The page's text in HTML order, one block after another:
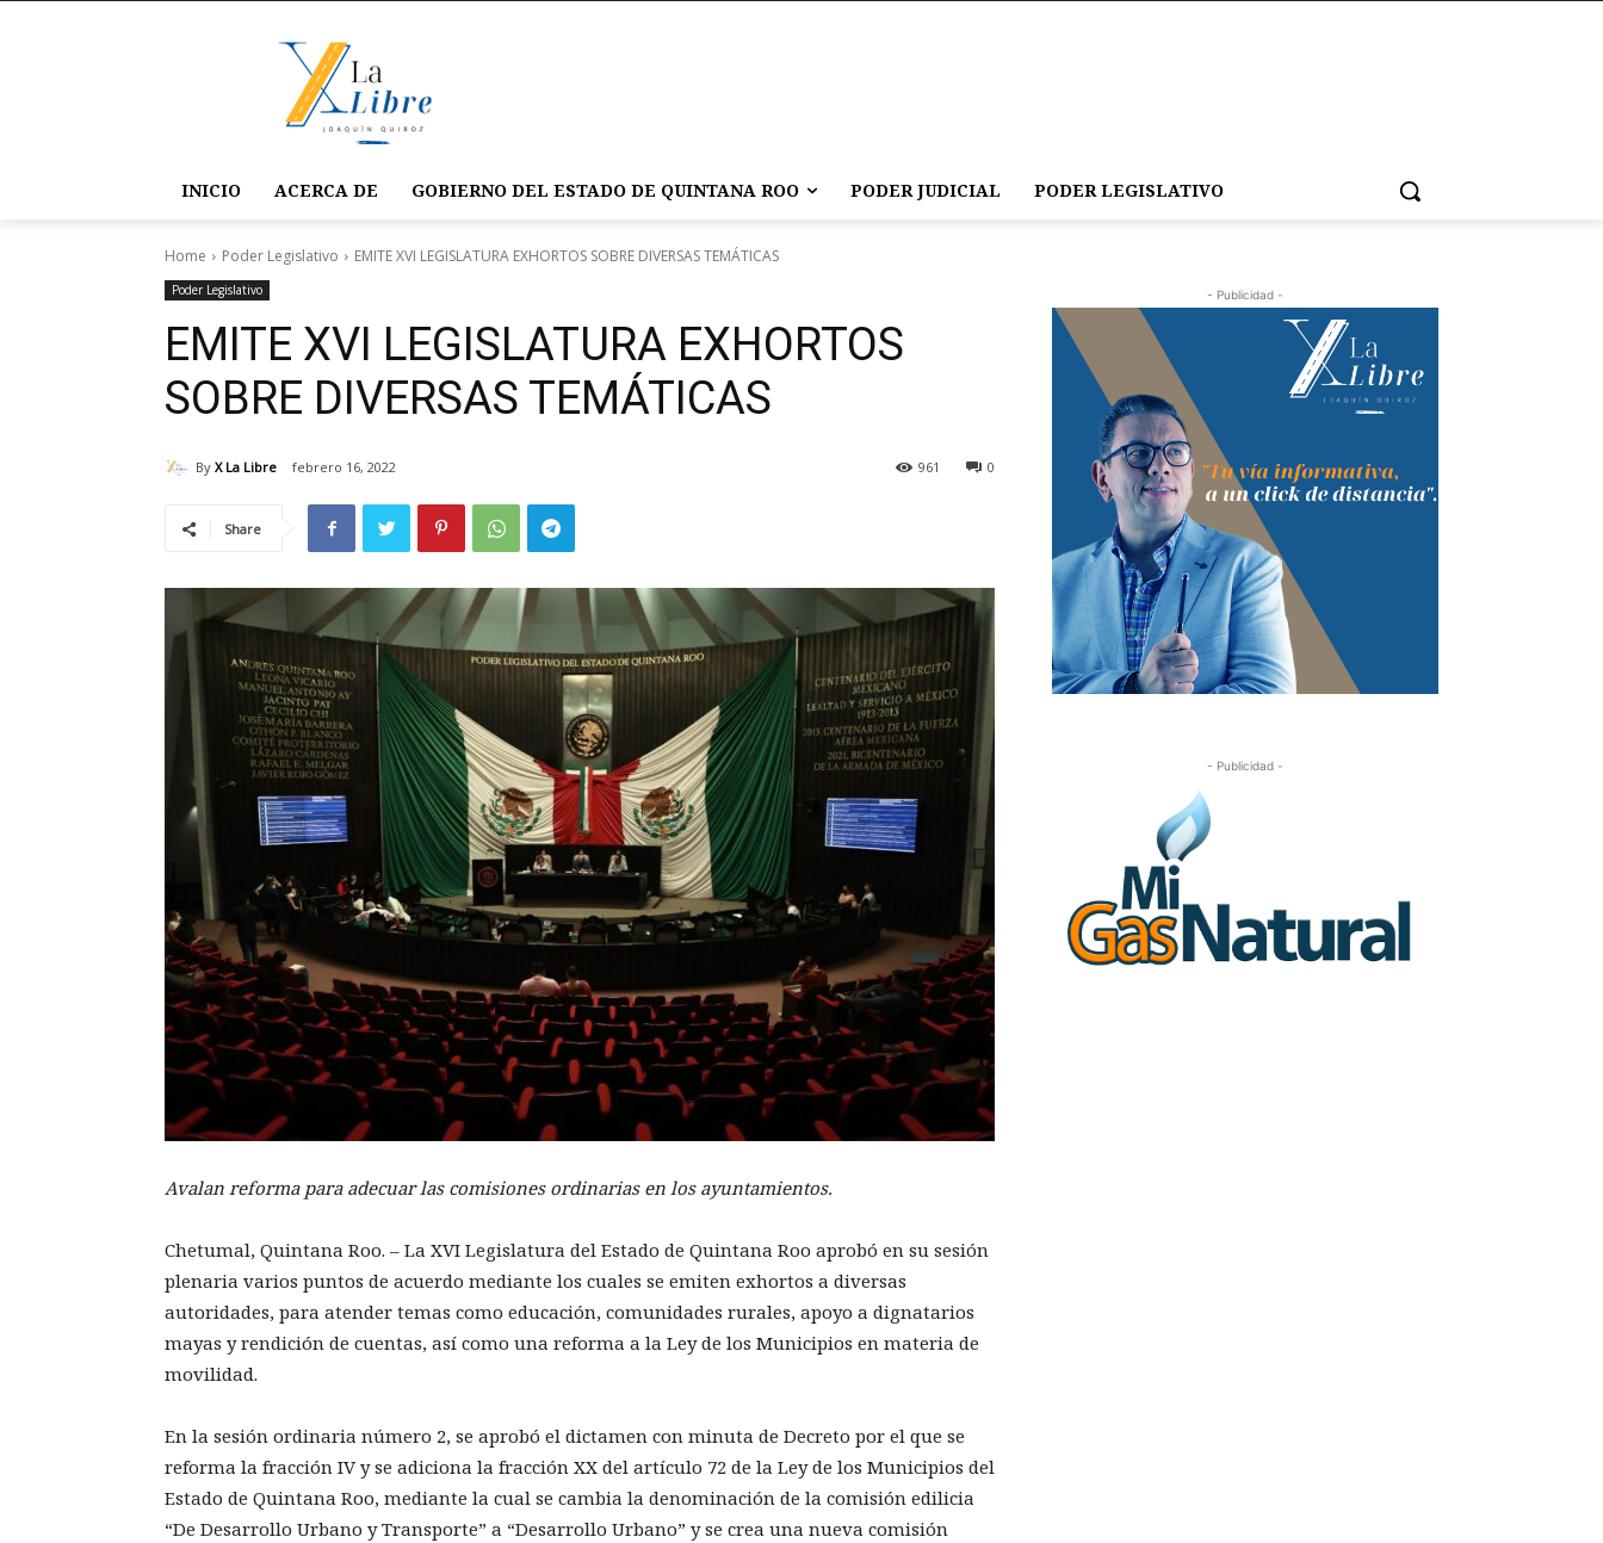
INICIO ACERCA DE GOBIERNO DEL ESTADO DE QUINTANA ROO PODER JUDICIAL PODER LEGISLATIVO
Home Poder Legislativo EMITE XVI LEGISLATURA EXHORTOS SOBRE DIVERSAS TEMÁTICAS
Poder Legislativo
EMITE XVI LEGISLATURA EXHORTOS
SOBRE DIVERSAS TEMÁTICAS
By X La Libre febrero 16, 2022 0
961
Share
Avalan reforma para adecuar las comisiones ordinarias en los ayuntamientos.
Chetumal, Quintana Roo. – La XVI Legislatura del Estado de Quintana Roo aprobó en su sesión
plenaria varios puntos de acuerdo mediante los cuales se emiten exhortos a diversas
autoridades, para atender temas como educación, comunidades rurales, apoyo a dignatarios
mayas y rendición de cuentas, así como una reforma a la Ley de los Municipios en materia de
movilidad.
En la sesión ordinaria número 2, se aprobó el dictamen con minuta de Decreto por el que se
reforma la fracción IV y se adiciona la fracción XX del artículo 72 de la Ley de los Municipios del
Estado de Quintana Roo, mediante la cual se cambia la denominación de la comisión edilicia
“De Desarrollo Urbano y Transporte” a “Desarrollo Urbano” y se crea una nueva comisión
- Publicidad -
- Publicidad -